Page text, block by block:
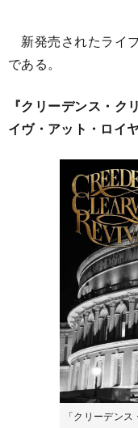
新発売されたライ
である。
『クリーデンス・ク
イヴ・アット・ロイ
「クリーデン